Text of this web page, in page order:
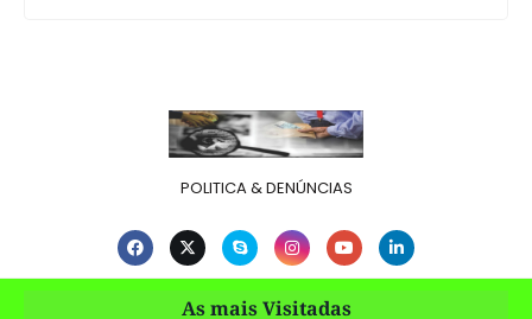
POLITICA & DENÚNCIAS
As mais Visitadas